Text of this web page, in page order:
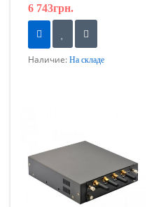
6 743грн.
Наличие: На складе